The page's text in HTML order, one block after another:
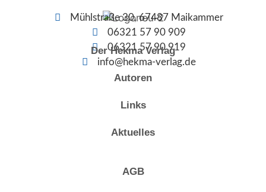
Mühlstraße 30, 67487 Maikammer
06321 57 90 909
06321 57 90 919
info@hekma-verlag.de
Der Hekma Verlag
Autoren
Links
Aktuelles
AGB